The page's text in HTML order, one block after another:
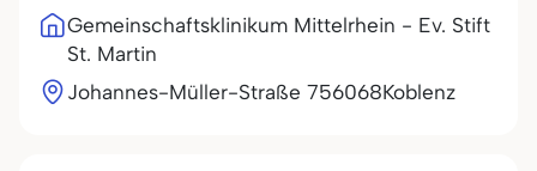
Gemeinschaftsklinikum Mittelrhein - Ev. Stift
St. Martin
Johannes-Müller-Straße 756068Koblenz